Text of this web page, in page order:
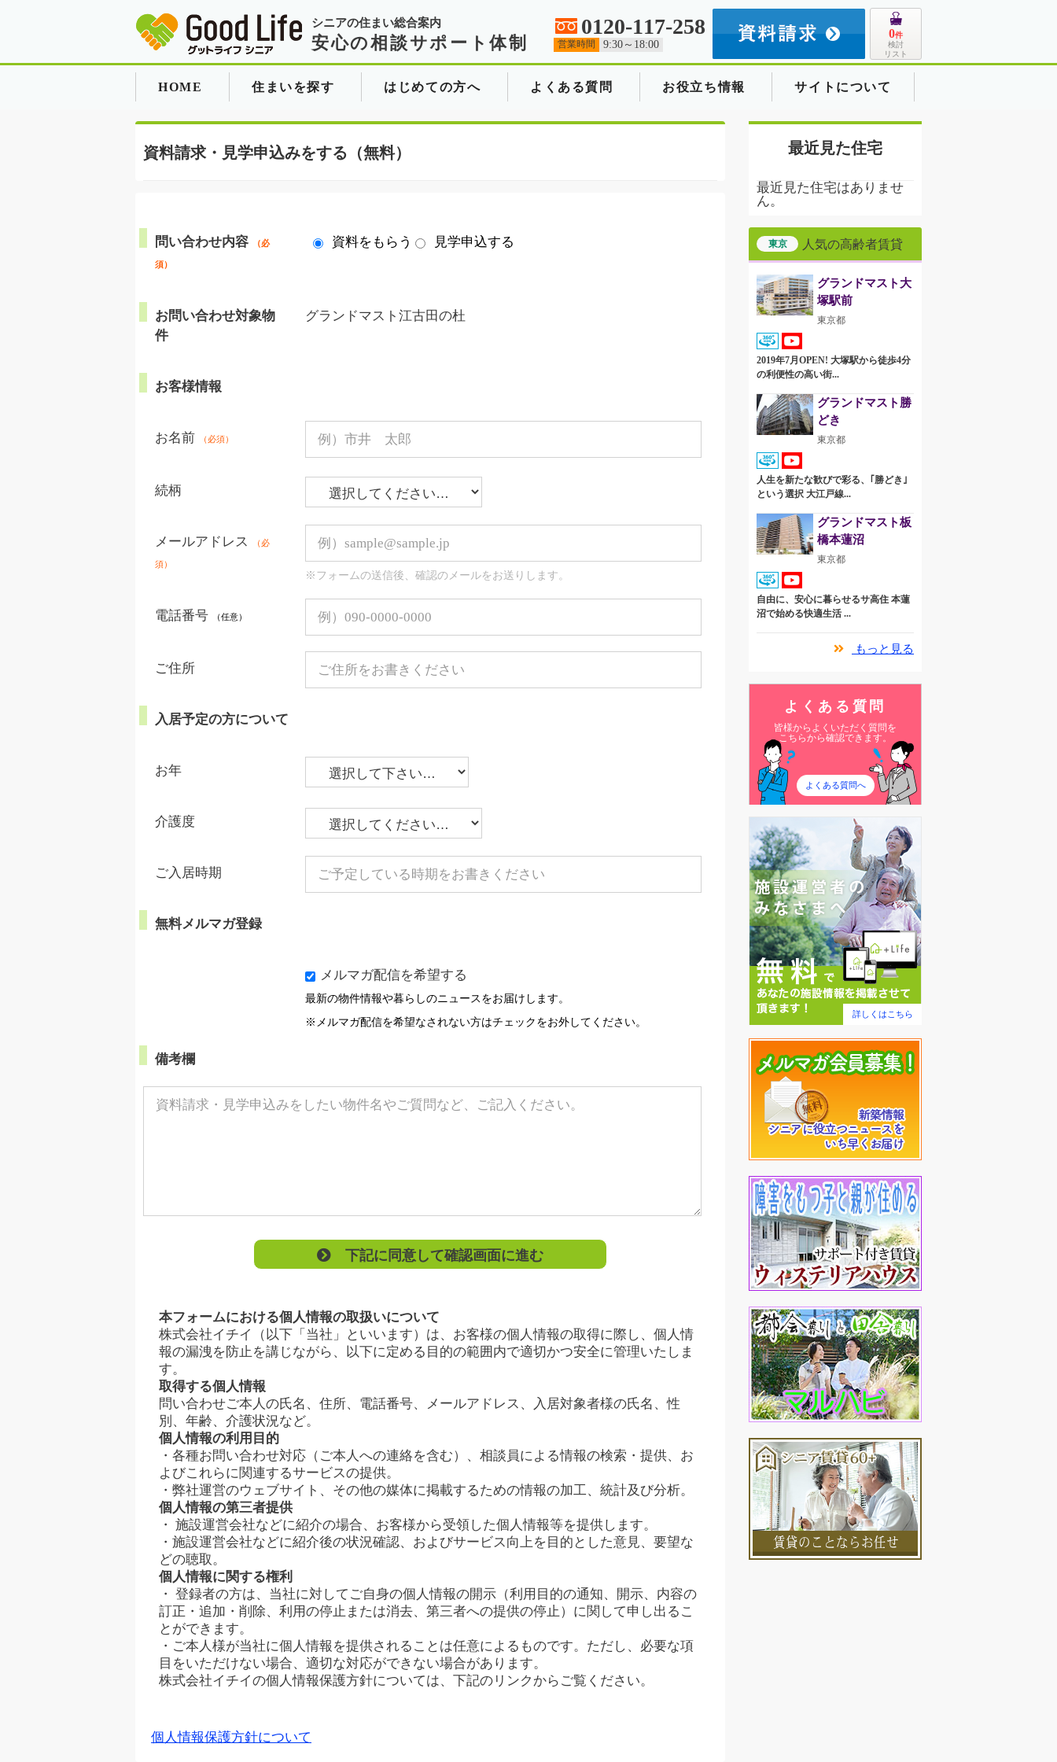
シニアの住まい総合案内
安心の相談サポート体制
0120-117-258
営業時間 9:30～18:00
0件
検討
リスト
HOME 住まいを探す はじめての方へ よくある質問 お役立ち情報 サイトについて
資料請求・見学申込みをする（無料）
問い合わせ内容 （必
須）
資料をもらう 見学申込する
お問い合わせ対象物
件
グランドマスト江古田の杜
お客様情報
お名前 （必須）
続柄
メールアドレス （必
須）
※フォームの送信後、確認のメールをお送りします。
電話番号 （任意）
ご住所
入居予定の方について
お年
介護度
ご入居時期
無料メルマガ登録
メルマガ配信を希望する
最新の物件情報や暮らしのニュースをお届けします。
※メルマガ配信を希望なされない方はチェックをお外してください。
備考欄
下記に同意して確認画面に進む
本フォームにおける個人情報の取扱いについて
株式会社イチイ（以下「当社」といいます）は、お客様の個人情報の取得に際し、個人情
報の漏洩を防止を講じながら、以下に定める目的の範囲内で適切かつ安全に管理いたしま
す。
取得する個人情報
問い合わせご本人の氏名、住所、電話番号、メールアドレス、入居対象者様の氏名、性
別、年齢、介護状況など。
個人情報の利用目的
・各種お問い合わせ対応（ご本人への連絡を含む）、相談員による情報の検索・提供、お
よびこれらに関連するサービスの提供。
・弊社運営のウェブサイト、その他の媒体に掲載するための情報の加工、統計及び分析。
個人情報の第三者提供
・ 施設運営会社などに紹介の場合、お客様から受領した個人情報等を提供します。
・施設運営会社などに紹介後の状況確認、およびサービス向上を目的とした意見、要望な
どの聴取。
個人情報に関する権利
・ 登録者の方は、当社に対してご自身の個人情報の開示（利用目的の通知、開示、内容の
訂正・追加・削除、利用の停止または消去、第三者への提供の停止）に関して申し出るこ
とができます。
・ご本人様が当社に個人情報を提供されることは任意によるものです。ただし、必要な項
目をいただけない場合、適切な対応ができない場合があります。
株式会社イチイの個人情報保護方針については、下記のリンクからご覧ください。
個人情報保護方針について
最近見た住宅
最近見た住宅はありませ
ん。
東京 人気の高齢者賃貸
グランドマスト大
塚駅前
東京都
2019年7月OPEN! 大塚駅から徒歩4分
の利便性の高い街...
グランドマスト勝
どき
東京都
人生を新たな歓びで彩る、｢勝どき｣
という選択 大江戸線...
グランドマスト板
橋本蓮沼
東京都
自由に、安心に暮らせるサ高住 本蓮
沼で始める快適生活 ...
もっと見る
よくある質問
皆様からよくいただく質問を
こちらから確認できます。
よくある質問へ
詳しくはこちら